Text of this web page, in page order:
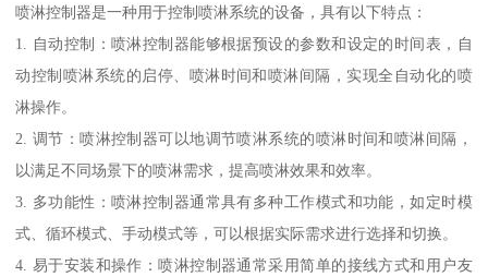
喷淋控制器是一种用于控制喷淋系统的设备，具有以下特点：
1. 自动控制：喷淋控制器能够根据预设的参数和设定的时间表，自
动控制喷淋系统的启停、喷淋时间和喷淋间隔，实现全自动化的喷
淋操作。
2. 调节：喷淋控制器可以地调节喷淋系统的喷淋时间和喷淋间隔，
以满足不同场景下的喷淋需求，提高喷淋效果和效率。
3. 多功能性：喷淋控制器通常具有多种工作模式和功能，如定时模
式、循环模式、手动模式等，可以根据实际需求进行选择和切换。
4. 易于安装和操作：喷淋控制器通常采用简单的接线方式和用户友